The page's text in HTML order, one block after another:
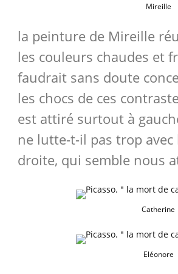
Mireille
la peinture de Mireille
les couleurs chaudes et
faudrait sans doute
les chocs de ces
est attiré surtout à
ne lutte-t-il pas trop
droite, qui semble nous
Catherine
Eléonore